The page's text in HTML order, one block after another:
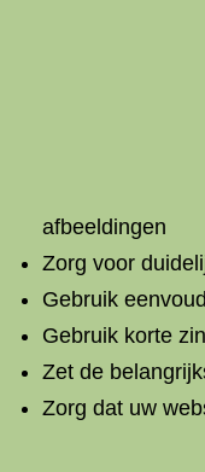
afbeeldingen
Zorg voor
Gebruik
Gebruik korte
Zet de
Zorg dat uw